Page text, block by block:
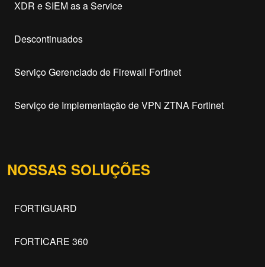
XDR e SIEM as a Service
Descontinuados
Serviço Gerenciado de Firewall Fortinet
Serviço de Implementação de VPN ZTNA Fortinet
NOSSAS SOLUÇÕES
FORTIGUARD
FORTICARE 360